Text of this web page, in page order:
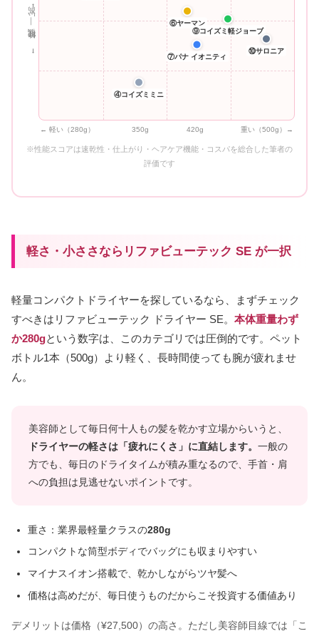
← 性能 低い ｜ 高い →
④コイズミミニ
⑥ヤーマン
⑦パナ イオニティ
⑨コイズミ軽ジョーブ
⑩サロニア
← 軽い（280g） 350g 420g 重い（500g）→
※性能スコアは速乾性・仕上がり・ヘアケア機能・コスパを総合した筆者の
評価です
軽さ・小ささならリファビューテック SE が一択
軽量コンパクトドライヤーを探しているなら、まずチェック
すべきはリファビューテック ドライヤー SE。 本体重量わず
か280gという数字は、このカテゴリでは圧倒的です。ペット
ボトル1本（500g）より軽く、長時間使っても腕が疲れませ
ん。
美容師として毎日何十人もの髪を乾かす立場からいうと、
ドライヤーの軽さは「疲れにくさ」に直結します。 一般の
方でも、毎日のドライタイムが積み重なるので、手首・肩
への負担は見逃せないポイントです。
重さ：業界最軽量クラスの280g
コンパクトな筒型ボディでバッグにも収まりやすい
マイナスイオン搭載で、乾かしながらツヤ髪へ
価格は高めだが、毎日使うものだからこそ投資する価値あり
デメリットは価格（¥27,500）の高さ。ただし美容師目線では「こ